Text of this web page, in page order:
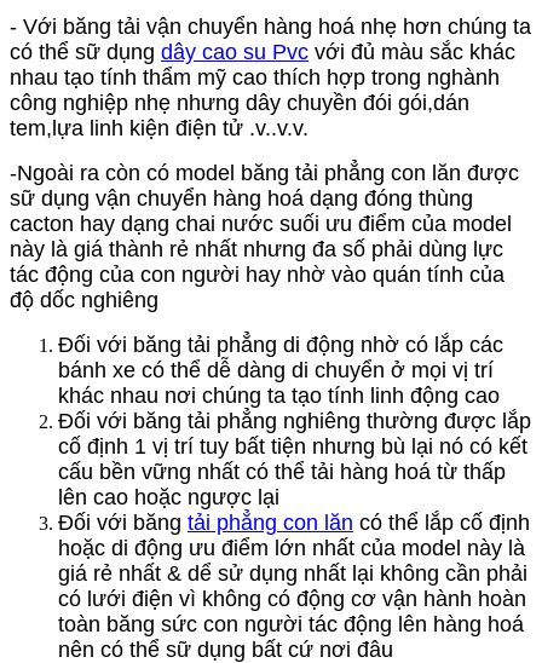
- Với băng tải vận chuyển hàng hoá nhẹ hơn chúng ta
có thể sữ dụng dây cao su Pvc với đủ màu sắc khác
nhau tạo tính thẩm mỹ cao thích hợp trong nghành
công nghiệp nhẹ nhưng dây chuyền đói gói,dán
tem,lựa linh kiện điện tử .v..v.v.
-Ngoài ra còn có model băng tải phẳng con lăn được
sữ dụng vận chuyển hàng hoá dạng đóng thùng
cacton hay dạng chai nước suối ưu điểm của model
này là giá thành rẻ nhất nhưng đa số phải dùng lực
tác động của con người hay nhờ vào quán tính của
độ dốc nghiêng
Đối với băng tải phẳng di động nhờ có lắp các
bánh xe có thể dễ dàng di chuyển ở mọi vị trí
khác nhau nơi chúng ta tạo tính linh động cao
Đối với băng tải phẳng nghiêng thường được lắp
cố định 1 vị trí tuy bất tiện nhưng bù lại nó có kết
cấu bền vững nhất có thể tải hàng hoá từ thấp
lên cao hoặc ngược lại
Đối với băng tải phẳng con lăn có thể lắp cố định
hoặc di động ưu điểm lớn nhất của model này là
giá rẻ nhất & dể sử dụng nhất lại không cần phải
có lưới điện vì không có động cơ vận hành hoàn
toàn băng sức con người tác động lên hàng hoá
nên có thể sữ dụng bất cứ nơi đâu